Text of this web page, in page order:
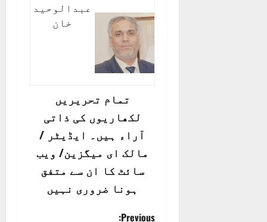
عبدالوحید
خان
تمام تحریریں
لکھاریوں کی ذاتی
آراء ہیں۔ ایڈیٹر /
مالک ای میگزین/ ویب
سائٹ کا ان سے متفق
ہونا ضروری نہیں
Previous: